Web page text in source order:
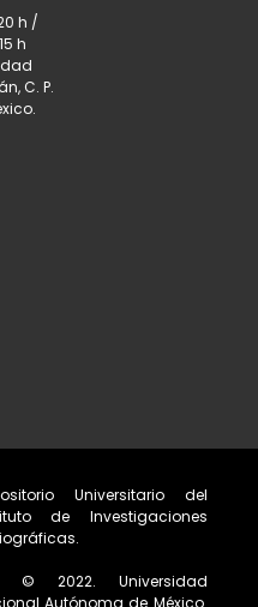
h /
h
C. P.
Universitario del
de Investigaciones
© 2022. Universidad